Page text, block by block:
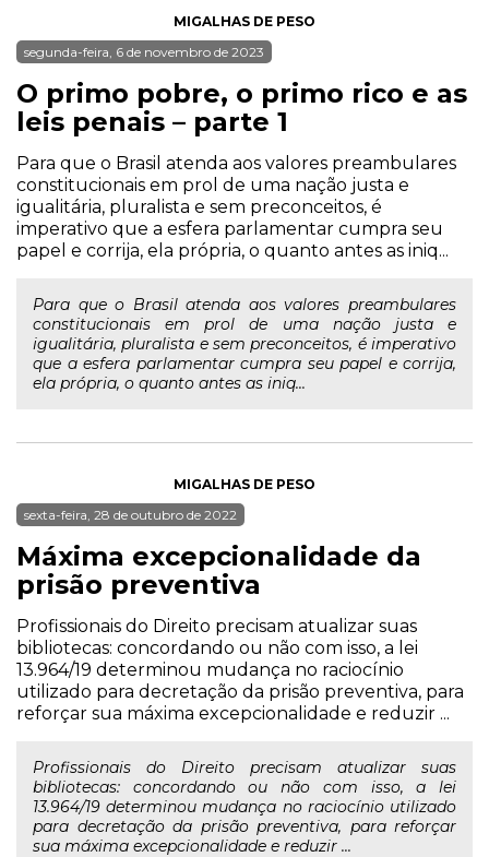
MIGALHAS DE PESO
segunda-feira, 6 de novembro de 2023
O primo pobre, o primo rico e as
leis penais – parte 1
Para que o Brasil atenda aos valores preambulares
constitucionais em prol de uma nação justa e
igualitária, pluralista e sem preconceitos, é
imperativo que a esfera parlamentar cumpra seu
papel e corrija, ela própria, o quanto antes as iniq...
Para que o Brasil atenda aos valores preambulares
constitucionais em prol de uma nação justa e
igualitária, pluralista e sem preconceitos, é imperativo
que a esfera parlamentar cumpra seu papel e corrija,
ela própria, o quanto antes as iniq...
MIGALHAS DE PESO
sexta-feira, 28 de outubro de 2022
Máxima excepcionalidade da
prisão preventiva
Profissionais do Direito precisam atualizar suas
bibliotecas: concordando ou não com isso, a lei
13.964/19 determinou mudança no raciocínio
utilizado para decretação da prisão preventiva, para
reforçar sua máxima excepcionalidade e reduzir ...
Profissionais do Direito precisam atualizar suas
bibliotecas: concordando ou não com isso, a lei
13.964/19 determinou mudança no raciocínio utilizado
para decretação da prisão preventiva, para reforçar
sua máxima excepcionalidade e reduzir ...